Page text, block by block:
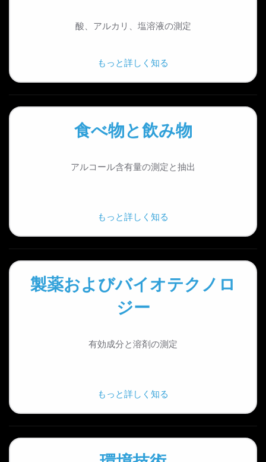
酸、アルカリ、塩溶液の測定
もっと詳しく知る
食べ物と飲み物
アルコール含有量の測定と抽出
もっと詳しく知る
製薬およびバイオテクノロ
ジー
有効成分と溶剤の測定
もっと詳しく知る